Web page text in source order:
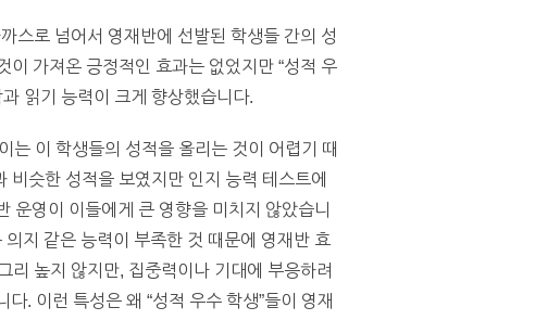
스로 넘어서 영재반에 선발된 학생들 간의 성
가져온 긍정적인 효과는 없었지만 “성적 우
읽기 능력이 크게 향상했습니다.
는 이 학생들의 성적을 올리는 것이 어렵기 때
슷한 성적을 보였지만 인지 능력 테스트에
운영이 이들에게 큰 영향을 미치지 않았습니
지 같은 능력이 부족한 것 때문에 영재반 효
높지 않지만, 집중력이나 기대에 부응하려
. 이런 특성은 왜 “성적 우수 학생”들이 영재